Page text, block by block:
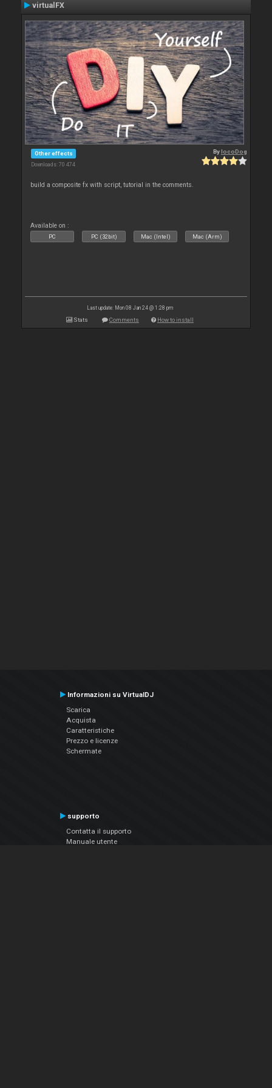
virtualFX
Other effects
Downloads: 70 474
BylocoDog
build a composite fx with script, tutorial in the comments.
Available on :
PC PC (32bit) Mac (Intel) Mac (Arm)
Last update: Mon 08 Jan 24 @ 1:28 pm
Stats Comments How to install
Informazioni su VirtualDJ
Scarica
Acquista
Caratteristiche
Prezzo e licenze
Schermate
supporto
Contatta il supporto
Manuale utente